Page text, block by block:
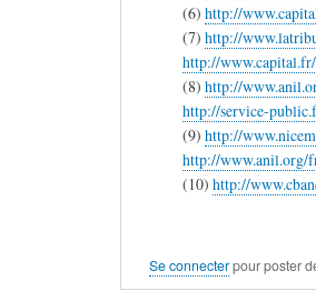
(6) http://
(7) http://
http://
(8) http://
http://service-
(9) http://
http://www.anil.org/
(10) http://
Se connecterpour poster